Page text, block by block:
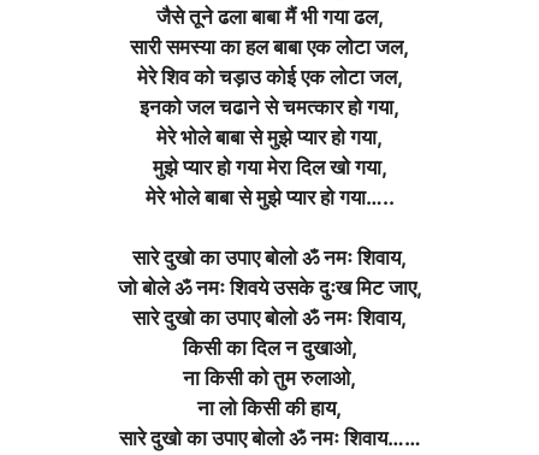
जैसे तूने ढला बाबा मैं भी गया ढल,
सारी समस्या का हल बाबा एक लोटा जल,
मेरे शिव को चड़ाउ कोई एक लोटा जल,
इनको जल चढाने से चमत्कार हो गया,
मेरे भोले बाबा से मुझे प्यार हो गया,
मुझे प्यार हो गया मेरा दिल खो गया,
मेरे भोले बाबा से मुझे प्यार हो गया…..
सारे दुखो का उपाए बोलो ॐ नमः शिवाय,
जो बोले ॐ नमः शिवये उसके दुःख मिट जाए,
सारे दुखो का उपाए बोलो ॐ नमः शिवाय,
किसी का दिल न दुखाओ,
ना किसी को तुम रुलाओ,
ना लो किसी की हाय,
सारे दुखो का उपाए बोलो ॐ नमः शिवाय……